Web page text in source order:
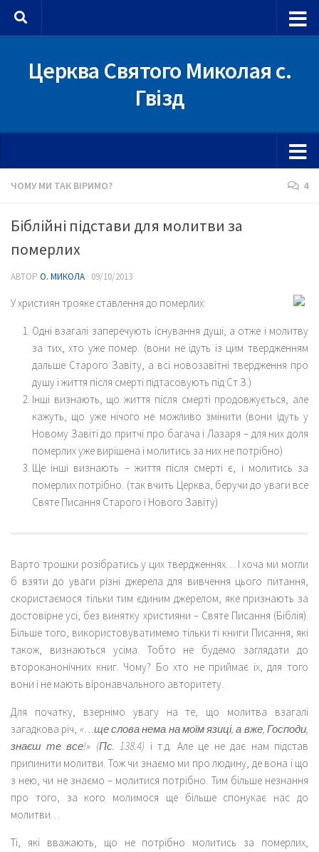
Skip to content
Церква Святого Миколая с.
Гвізд
ЧОМУ МИ ТАК ВІРИМО? 4
Біблійні підстави для молитви за
померлих
АВТОР О. МИКОЛА · 09/10/2013
У християн трояке ставлення до померлих:
Одні взагалі заперечують існування душі, а отже і молитву
за тих, хто уже помер. (вони не ідуть із цим твердженням
дальше Старого Завіту, а всі новозавітні твердження про
душу і життя після смерті підтасовують під Ст.З.)
Інші визнають, що життя після смерті продовжується, але
кажуть, що уже нічого не можливо змінити (вони ідуть у
Новому Завіті до притчі про багача і Лазаря – для них доля
померлих уже вирішена і молитись за них не потрібно)
Ще інші визнають – життя після смерті є, і молитись за
померлих потрібно. (так вчить Церква, беручи до уваги все
Святе Писання Старого і Нового Завіту)
Варто трошки розібратись у цих твердженнях… І хоча ми могли
б взяти до уваги різні джерела для вивчення цього питання,
скористаємося тільки тим єдиним джерелом, яке признають за
достовірне усі, без винятку християни – Святе Писання (Біблія).
Більше того, використовуватимемо тільки ті книги Писання, які
також, визнаються усіма. Тобто не будемо заглядати до
второканонічних книг. Чому? Бо хто не приймає їх, для того
вони і не мають віронавчального авторитету.
Для початку, взернімо увагу на те, що молитва взагалі
загадкова річ, «…ще слова нема на моїм язиці, а вже, Господи,
знаєш те все!» (Пс. 138.4) і т.д. Але це не дає нам підстав
припинити молитви. Тож чи знаємо ми про людину, де вона і що
з нею, чи не знаємо – молитися потрібно. Тим більше незнання
про того, за кого молимося ще більше спонукає нас до
молитви…
Ті, які вважають, що не потрібно молитись за померлих,